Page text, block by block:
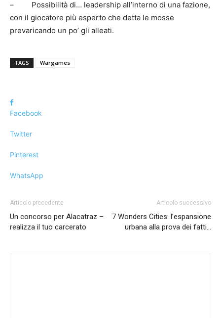
– Possibilità di… leadership all’interno di una fazione,
con il giocatore più esperto che detta le mosse
prevaricando un po’ gli alleati.
TAGS Wargames
Facebook
Twitter
Pinterest
WhatsApp
Articolo precedente
Un concorso per Alacatraz –
realizza il tuo carcerato
Articolo successivo
7 Wonders Cities: l’espansione
urbana alla prova dei fatti…